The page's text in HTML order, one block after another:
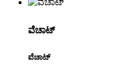
ವೆಚಾಟ್
ವೆಚಾಟ್